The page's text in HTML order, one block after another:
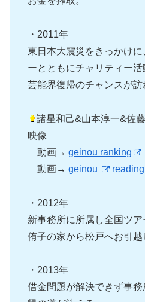
・2011年
東日本大震災をきっかけ
ーとともにチャリティー活
芸能界復帰のチャンスが訪
諸星和己&山本淳一&佐
映像
動画→ geinou ranking
動画→ geinou reading
・2012年
新事務所に所属し全国ツア
侑子の家から松戸へお引越
・2013年
借金問題が解決できず事